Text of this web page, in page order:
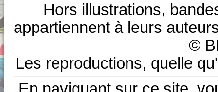
Hors illustrations,
appartiennent à leurs
©
Les reproductions, quelle